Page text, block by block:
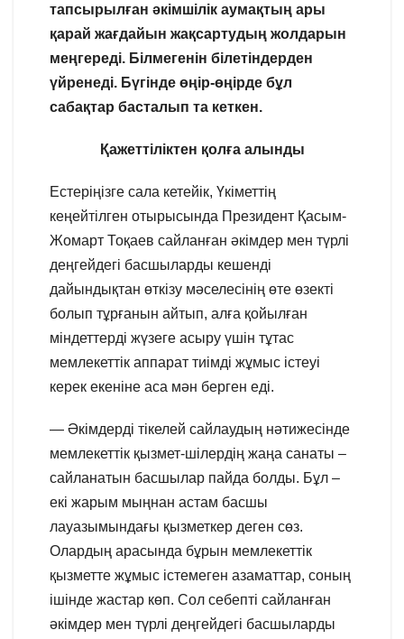
тапсырылған әкімшілік аумақтың ары
қарай жағдайын жақсартудың жолдарын
меңгереді. Білмегенін білетіндерден
үйренеді. Бүгінде өңір-өңірде бұл
сабақтар басталып та кеткен.
Қажеттіліктен қолға алынды
Естеріңізге сала кетейік, Үкіметтің
кеңейтілген отырысында Президент Қасым-
Жомарт Тоқаев сайланған әкімдер мен түрлі
деңгейдегі басшыларды кешенді
дайындықтан өткізу мәселесінің өте өзекті
болып тұрғанын айтып, алға қойылған
міндеттерді жүзеге асыру үшін тұтас
мемлекеттік аппарат тиімді жұмыс істеуі
керек екеніне аса мән берген еді.
— Әкімдерді тікелей сайлаудың нәтижесінде
мемлекеттік қызмет-шілердің жаңа санаты –
сайланатын басшылар пайда болды. Бұл –
екі жарым мыңнан астам басшы
лауазымындағы қызметкер деген сөз.
Олардың арасында бұрын мемлекеттік
қызметте жұмыс істемеген азаматтар, соның
ішінде жастар көп. Сол себепті сайланған
әкімдер мен түрлі деңгейдегі басшыларды